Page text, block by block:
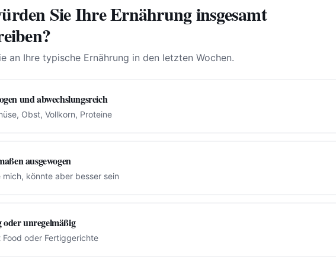
Sie Ihre Ernährung insgesamt
an Ihre typische Ernährung in den letzten Wochen.
und abwechslungsreich
Obst, Vollkorn, Proteine
ausgewogen
mich, könnte aber besser sein
oder unregelmäßig
Food oder Fertiggerichte